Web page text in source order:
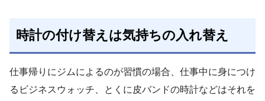
時計の付け替えは気持ちの入れ替え
仕事帰りにジムによるのが習慣の場合、仕事中に身につけ
るビジネスウォッチ、とくに皮バンドの時計などはそれを